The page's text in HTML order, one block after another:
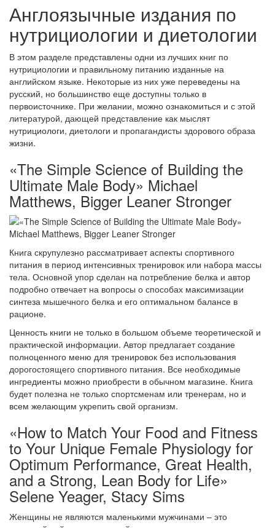
Англоязычные издания по
нутрициологии и диетологии
В этом разделе представлены одни из лучших книг по
нутрициологии и правильному питанию изданные на
английском языке. Некоторые из них уже переведены на
русский, но большинство еще доступны только в
первоисточнике. При желании, можно ознакомиться и с этой
литературой, дающей представление как мыслят
нутрициологи, диетологи и пропагандисты здорового образа
жизни.
«The Simple Science of Building the
Ultimate Male Body» Michael
Matthews, Bigger Leaner Stronger
Книга скрупулезно рассматривает аспекты спортивного
питания в период интенсивных тренировок или набора массы
тела. Основной упор сделан на потребление белка и автор
подробно отвечает на вопросы о способах максимизации
синтеза мышечного белка и его оптимальном балансе в
рационе.
Ценность книги не только в большом объеме теоретической и
практической информации. Автор предлагает создание
полноценного меню для тренировок без использования
дорогостоящего спортивного питания. Все необходимые
ингредиенты можно приобрести в обычном магазине. Книга
будет полезна не только спортсменам или тренерам, но и
всем желающим укрепить свой организм.
«How to Match Your Food and Fitness
to Your Unique Female Physiology for
Optimum Performance, Great Health,
and a Strong, Lean Body for Life»
Selene Yeager, Stacy Sims
Женщины не являются маленькими мужчинами – это